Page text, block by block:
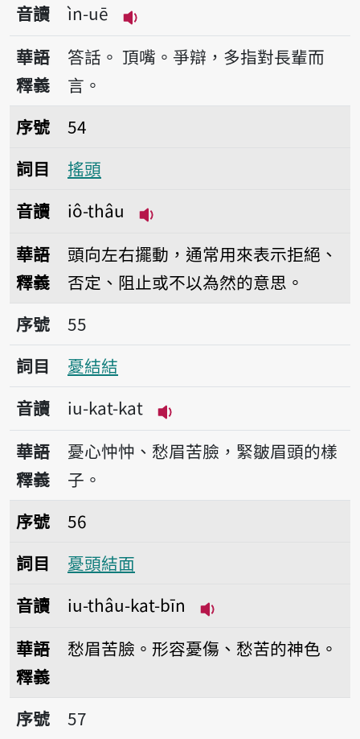
音讀
ìn-uē
播放音讀ìn-uē
華語
釋義
答話。 頂嘴。爭辯，多指對長輩而
言。
序號54搖頭
序號
54
詞目
搖頭
音讀
iô-thâu
華語
釋義
頭向左右擺動，通常用來表示拒絕、
否定、阻止或不以為然的意思。
序號55憂結結
序號
55
詞目
憂結結
音讀
iu-kat-kat
播放音讀iu-kat-kat
華語
釋義
憂心忡忡、愁眉苦臉，緊皺眉頭的樣
子。
序號56憂頭結面
序號
56
詞目
憂頭結面
音讀
iu-thâu-kat-bīn
華語
釋義
愁眉苦臉。形容憂傷、愁苦的神色。
序號57憂頭苦面
序號 57